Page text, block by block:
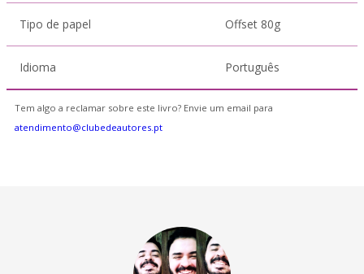
Tipo de papel Offset 80g
Idioma Português
Tem algo a reclamar sobre este livro? Envie um email para
atendimento@clubedeautores.pt